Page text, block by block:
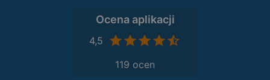
Ocena aplikacji
4,5
119 ocen